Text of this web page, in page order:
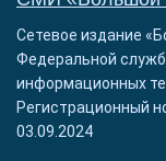
Сетевое издание
Федеральной
информационных
Регистрационный
03.09.2024